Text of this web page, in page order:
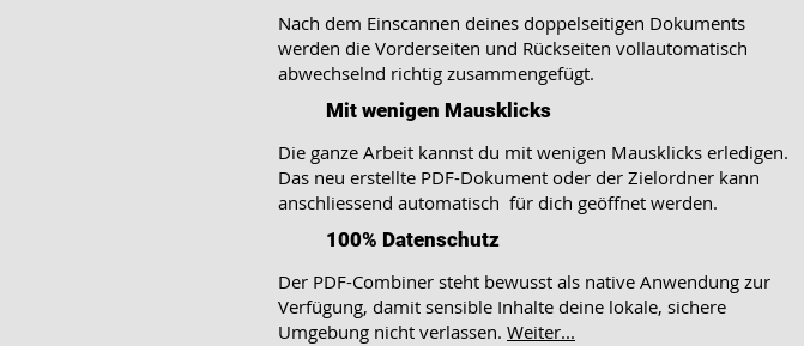
Nach dem Einscannen deines doppelseitigen Dokuments
werden die Vorderseiten und Rückseiten vollautomatisch
abwechselnd richtig zusammengefügt.
Mit wenigen Mausklicks
Die ganze Arbeit kannst du mit wenigen Mausklicks erledigen.
Das neu erstellte PDF-Dokument oder der Zielordner kann
anschliessend automatisch für dich geöffnet werden.
100% Datenschutz
​Der PDF-Combiner steht bewusst als native Anwendung zur
Verfügung, damit sensible Inhalte deine lokale, sichere
Umgebung nicht verlassen. Weiter...